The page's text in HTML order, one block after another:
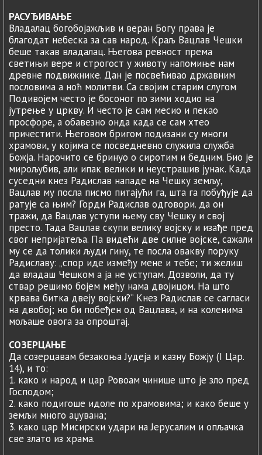
РАСУЂИВАЊЕ
Владалац богобојажљив и веран Богу права је
благодат небеска за сав народ. Краљ Вацлав Чешки
беше такав владалац. Његова ревност према
светињи вере и строгост у животу напомиње нам
древне подвижнике. Дан је посвећивао државним
пословима а ноћ молитви. Са својим старим слугом
Подивојем често је босоног по зими ходио на
јутрењe у цркву. И често је сам месио и пекао
просфоре, а обавезно онда када се сам хтео
причестити. Његовом бригом подизани су многи
храмови, у којима се посведневно служила служба
Божја. Нарочито се бринуо о сиротим и бедним. Био је
мирољубив, али ипак велики и неустрашив јунак. Када
суседни кнез Радислав нападе на Чешку земљу,
Вацлав му посла писмо питајући га, шта га побуђује да
ратује са њим? Горди Радислав одговори. да он
тражи, да Вацлав уступи њему сву Чешку и свој
престо. Тада Вацлав скупи велику војску и изађе пред
свог непријатеља. Па видећи две силне војске, сажали
му се да толики људи гину, те посла овакву поруку
Радиславу: „спор иде између мене и тебе; ти желиш
да владаш Чешком а ја не уступам. Дозволи, да ту
ствар решимо бојем међу нама двојицом. На што
крвава битка двеју војски?“ Кнез Радислав се сагласи
на двобој; но би побеђен од Вацлава, и на коленима
мољаше овога за опроштај.
СОЗЕРЦАЊЕ
Да созерцавам безакоња Јудеја и казну Божју (I Цар.
14), и то:
1. како и народ и цар Ровоам чинише што је зло пред
Господом;
2. како подигоше идоле по храмовима; и како беше у
земљи много аџувана;
3. како цар Мисирски удари на Јерусалим и опљачка
све злато из храма.